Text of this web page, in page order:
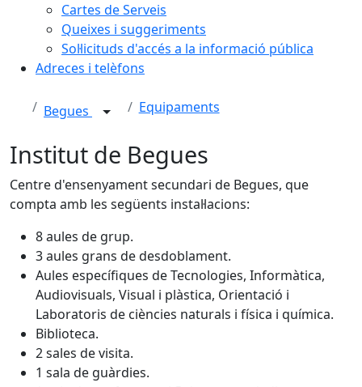
Cartes de Serveis
Queixes i suggeriments
Sol·licituds d'accés a la informació pública
Adreces i telèfons
Begues Equipaments
Institut de Begues
Centre d'ensenyament secundari de Begues, que
compta amb les següents instal·lacions:
8 aules de grup.
3 aules grans de desdoblament.
Aules específiques de Tecnologies, Informàtica,
Audiovisuals, Visual i plàstica, Orientació i
Laboratoris de ciències naturals i física i química.
Biblioteca.
2 sales de visita.
1 sala de guàrdies.